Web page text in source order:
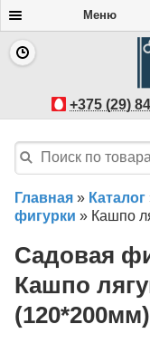
Меню
+375 (29)
Главная » Каталог
фигурки » Кашпо
Садовая
Кашпо